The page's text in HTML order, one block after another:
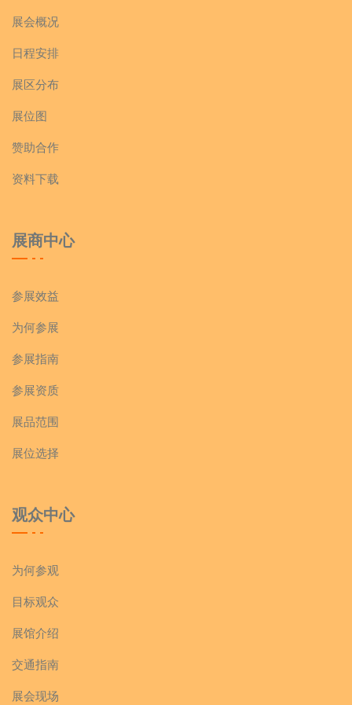
展会概况
日程安排
展区分布
展位图
赞助合作
资料下载
展商中心
参展效益
为何参展
参展指南
参展资质
展品范围
展位选择
观众中心
为何参观
目标观众
展馆介绍
交通指南
展会现场